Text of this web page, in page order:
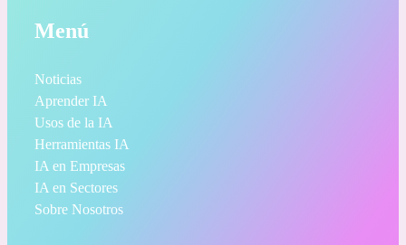
Menú
Noticias
Aprender IA
Usos de la IA
Herramientas IA
IA en Empresas
IA en Sectores
Sobre Nosotros